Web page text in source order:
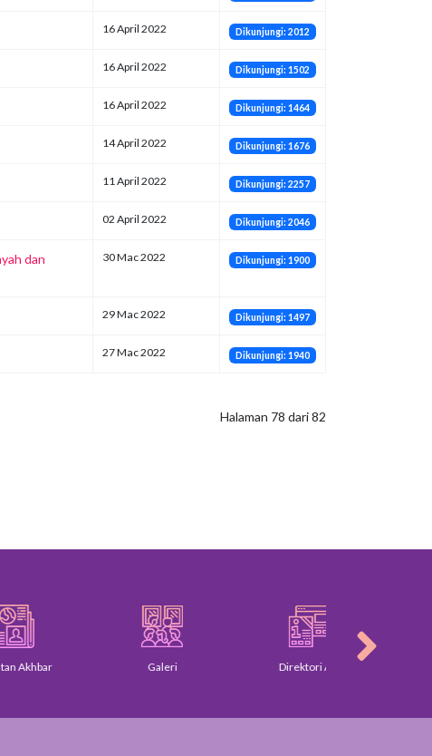
16 April 2022 Dikunjungi: 2012
16 April 2022 Dikunjungi: 1502
16 April 2022 Dikunjungi: 1464
14 April 2022 Dikunjungi: 1676
11 April 2022 Dikunjungi: 2257
02 April 2022 Dikunjungi: 2046
dan
30 Mac 2022 Dikunjungi: 1900
29 Mac 2022 Dikunjungi: 1497
27 Mac 2022 Dikunjungi: 1940
Halaman 78 dari 82
Galeri Direktori Am